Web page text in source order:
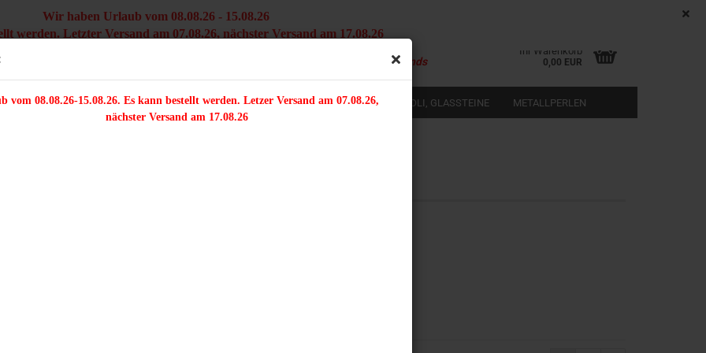
vom 08.08.26-15.08.26. Es kann bestellt werden. Letzer Versand am 07.08.26,
nächster Versand am 17.08.26
Versandkostenfrei ab 50,00 € Bestellwert
innerhalb Deutschlands
Ihr Warenkorb
0,00 EUR
Wir haben Urlaub vom 08.08.26 - 15.08.26
werden. Letzter Versand am 07.08.26, nächster Versand am 17.08.26
FARFALLE/DELICA ZWEILOCHPERLEN PERLENMIX TRÄGERPERLEN RIVOLI, GLASSTEINE METALLPERLEN